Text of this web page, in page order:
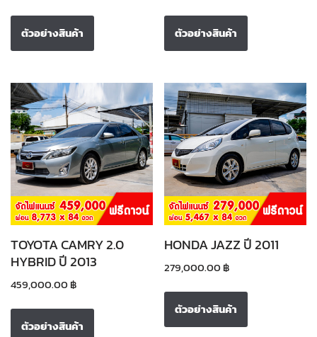
ตัวอย่างสินค้า ตัวอย่างสินค้า
TOYOTA CAMRY 2.0
HYBRID ปี 2013
459,000.00 ฿
ตัวอย่างสินค้า
HONDA JAZZ ปี 2011
279,000.00 ฿
ตัวอย่างสินค้า